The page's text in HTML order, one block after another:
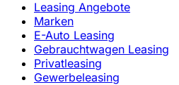
Leasing Angebote
Marken
E-Auto Leasing
Gebrauchtwagen Leasing
Privatleasing
Gewerbeleasing